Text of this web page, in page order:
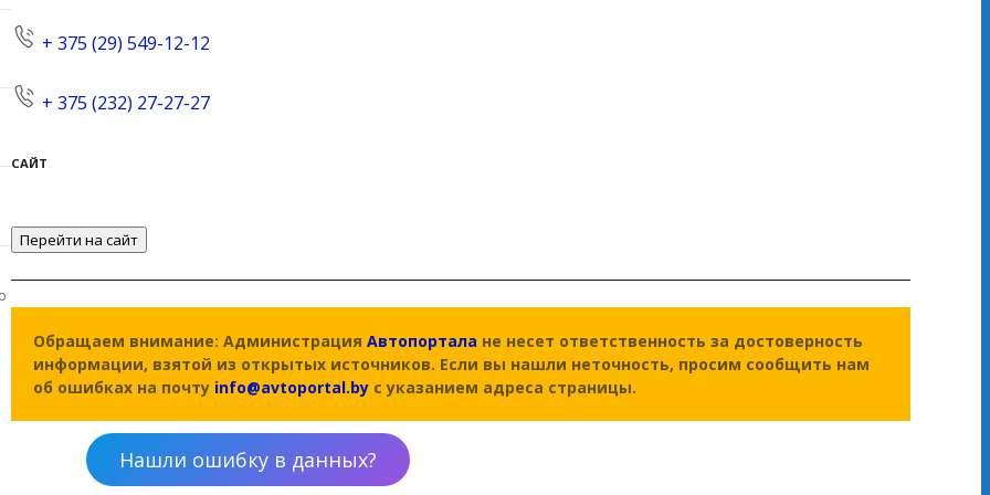
+ 375 (29) 549-12-12
+ 375 (232) 27-27-27
САЙТ
Перейти на сайт
Обращаем внимание: АдминистрацияАвтопортала не несет ответственность за достоверность
информации, взятой из открытых источников. Если вы нашли неточность, просим сообщить нам
об ошибках на почту info@avtoportal.by с указанием адреса страницы.
Нашли ошибку в данных?